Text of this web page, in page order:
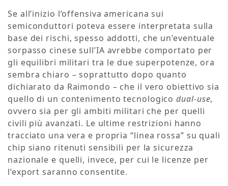
Se all’inizio l’offensiva americana sui
semiconduttori poteva essere interpretata sulla
base dei rischi, spesso addotti, che un’eventuale
sorpasso cinese sull’IA avrebbe comportato per
gli equilibri militari tra le due superpotenze, ora
sembra chiaro – soprattutto dopo quanto
dichiarato da Raimondo – che il vero obiettivo sia
quello di un contenimento tecnologicodual-use,
ovvero sia per gli ambiti militari che per quelli
civili più avanzati. Le ultime restrizioni hanno
tracciato una vera e propria “linea rossa” su quali
chip siano ritenuti sensibili per la sicurezza
nazionale e quelli, invece, per cui le licenze per
l’export saranno consentite.